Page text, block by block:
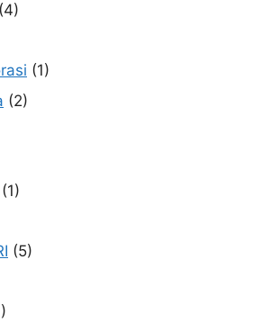
(4)
(1)
(2)
(1)
(5)